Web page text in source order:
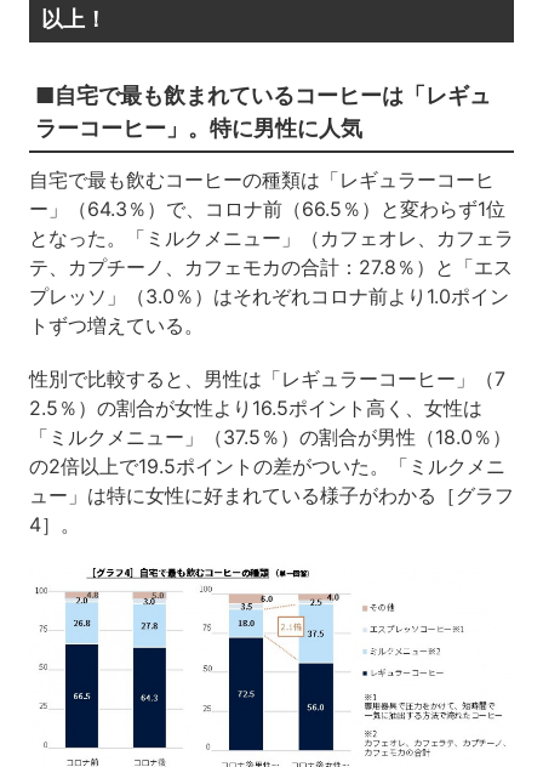
以上！
■自宅で最も飲まれているコーヒーは「レギュ
ラーコーヒー」。特に男性に人気
自宅で最も飲むコーヒーの種類は「レギュラーコーヒ
ー」（64.3％）で、コロナ前（66.5％）と変わらず1位
となった。「ミルクメニュー」（カフェオレ、カフェラ
テ、カプチーノ、カフェモカの合計：27.8％）と「エス
プレッソ」（3.0％）はそれぞれコロナ前より1.0ポイン
トずつ増えている。
性別で比較すると、男性は「レギュラーコーヒー」（7
2.5％）の割合が女性より16.5ポイント高く、女性は
「ミルクメニュー」（37.5％）の割合が男性（18.0％）
の2倍以上で19.5ポイントの差がついた。「ミルクメニ
ュー」は特に女性に好まれている様子がわかる［グラフ
4］。